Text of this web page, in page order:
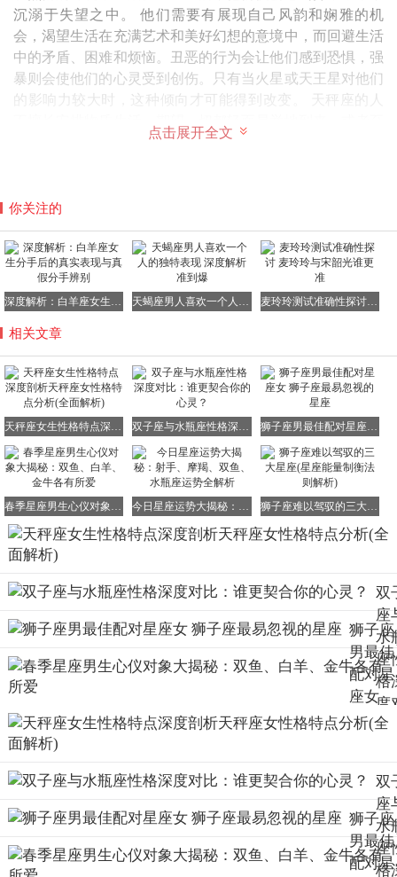
沉溺于失望之中。 他们需要有展现自己风韵和娴雅的机
会，渴望生活在充满艺术和美好幻想的意境中，而回避生活
中的矛盾、困难和烦恼。丑恶的行为会让他们感到恐惧，强
暴则会使他们的心灵受到创伤。只有当火星或天王星对他们
的影响力较大时，这种倾向才可能得到改变。 天秤座的人
少不要花费太多力气。他们从不把钱放在心上，只有在想花
灵，任凭生活的抚爱和洗礼，同时也会把生活变得充满欢
乐，为所爱的人创造舒适安逸的生活。 如果生辰天宫图的
其他部分很有利，天秤座的人在艺术、戏剧或需要审美能力
的职业方面将有很大发展。时装、奢华商业是他们理想的职
业选择。然而，他们总需要在具体实施方面得到他人的帮
助，因为他们对物质问题并不擅长。 天秤座的人的命运往
往与爱情和婚姻紧密相连。他们的爱情生活通常是美满幸福
的，特有的魅力会为他们带来期望的一切利益。在孤独面
前，他们会陷入完全不知所措的状态，因此，天秤座的人不
能长时间处于孤独之中，他们需要与大家保持经常性的友
谊。男性天秤座的性格、情感与爱情生活天秤男对女性富
有魅力，喜欢猜测她们的心理，倾听她们的心声，理解她们
的感情。他们既是难得的知己，又是理想的伴侣。有时，他
们会竭力取悦于人，这并非为了赢得别人的欢心，而是为了
表现自己的真心诚意。他们希望事事都能做得完美无缺，否
则就会感到内疚。他们既能对自己的妻子关怀备至，体贴入
微，但又可能免不了朝三暮四。他们好友善交，头脑冷静，
举止大方，谈吐高雅，颇具外交官的气度。 天秤男的审美
力很强，丑恶与强暴都会引起他们的反感。他们希望周围的
人都亲密无间，和睦相处。一心想使别人满意的愿望，有时
会表现出自身的弱点。他们不愿与人相争，而愿意把时间用
于编织自己永不凋谢的爱情。他们的命运将随着婚姻的实现
而确定下来。 白羊座的女性能够征服天秤男的心，让他们
沉浸在爱情的幸福中。通常情况下，白羊座的女性很主动，
如果双方都有这个意向，那么这一姻缘是理想可行的。双子
座女性的社交能力和活泼的性格也会让天秤男倾倒。宝瓶座
的敏感性格。室女座和巨蟹座女性的真诚和安静的性格则会
女性天秤座的性格、
情感与爱情生活爱情对于天秤女来说至关重要，她们颇有
惹人注目的魅力。她们性格脆弱而温柔，容易相处，但有时
也有些自我陶醉。在生活上，她们完全依靠丈夫，希望他能
点击展开全文
你关注的
深度解析：白羊座女生分手后的真实表现与真假分手辨别 天蝎座男人喜欢一个人的独特表现 深度解析准到爆 麦玲玲测试准确性探讨 麦玲玲与宋韶光谁更准
相关文章
天秤座女生性格特点深度剖析天秤座女性格特点分析(全面解析) 双子座与水瓶座性格深度对比：谁更契合你的心灵？ 狮子座男最佳配对星座女 狮子座最易忽视的星座
春季星座男生心仪对象大揭秘：双鱼、白羊、金牛各有所爱 今日星座运势大揭秘：射手、摩羯、双鱼、水瓶座运势全解析 狮子座难以驾驭的三大星座(星座能量制衡法则解析)
双
座
水
座
格
度
比
你
心
灵
狮子座
男最佳
配对星
座女
狮子座
座
双
座
水
座
格
狮子座
男最佳
配对星